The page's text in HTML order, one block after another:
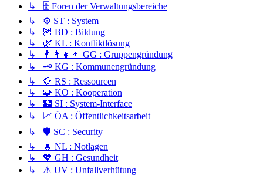
↳ 🗄️ Foren der Verwaltungsbereiche
↳ ⚙️ ST : System
↳ 🦉 BD : Bildung
↳ 🌿 KL : Konfliktlösung
↳ 👨‍👩‍👧‍👦 GG : Gruppengründung
↳ 🗝️ KG : Kommunengründung
↳ 🌻 RS : Ressourcen
↳ 🧩 KO : Kooperation
↳ 🏰 SI : System-Interface
↳ 📈 ÖA : Öffentlichkeitsarbeit
↳ 🛡️ SC : Security
↳ 🔥 NL : Notlagen
↳ 💖 GH : Gesundheit
↳ ⚠️ UV : Unfallverhütung